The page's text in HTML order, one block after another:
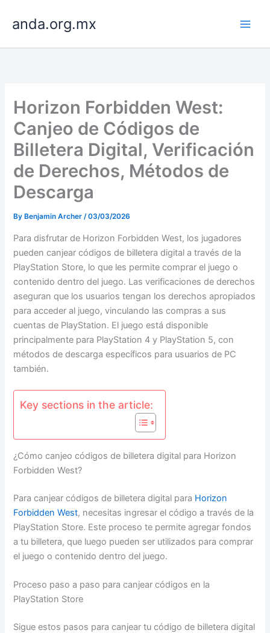
anda.org.mx
Horizon Forbidden West:
Canjeo de Códigos de
Billetera Digital, Verificación
de Derechos, Métodos de
Descarga
By Benjamin Archer/03/03/2026
Para disfrutar de Horizon Forbidden West, los jugadores
pueden canjear códigos de billetera digital a través de la
PlayStation Store, lo que les permite comprar el juego o
contenido dentro del juego. Las verificaciones de derechos
aseguran que los usuarios tengan los derechos apropiados
para acceder al juego, vinculando las compras a sus
cuentas de PlayStation. El juego está disponible
principalmente para PlayStation 4 y PlayStation 5, con
métodos de descarga específicos para usuarios de PC
también.
Key sections in the article:
¿Cómo canjeo códigos de billetera digital para Horizon
Forbidden West?
Para canjear códigos de billetera digital para Horizon
Forbidden West, necesitas ingresar el código a través de la
PlayStation Store. Este proceso te permite agregar fondos
a tu billetera, que luego pueden ser utilizados para comprar
el juego o contenido dentro del juego.
Proceso paso a paso para canjear códigos en la
PlayStation Store
Sigue estos pasos para canjear tu código de billetera digital